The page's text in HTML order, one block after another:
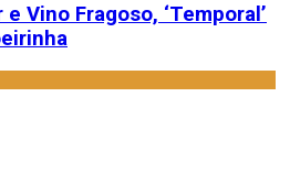
Vino Fragoso, ‘Temporal’